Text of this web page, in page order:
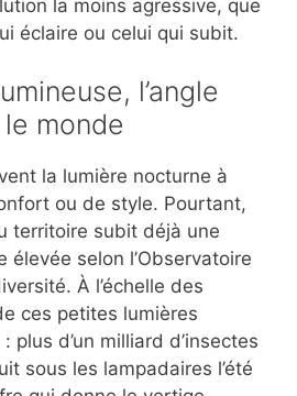
la moins agressive, que
éclaire ou celui qui subit.
l’angle
monde
la lumière nocturne à
ou de style. Pourtant,
territoire subit déjà une
élevée selon l’Observatoire
À l’échelle des
ces petites lumières
plus d’un milliard d’insectes
sous les lampadaires l’été